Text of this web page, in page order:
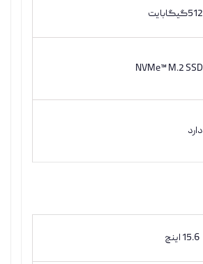
512گیگابایت
NVMe™ M.2 SSD
دارد
15.6 اینچ